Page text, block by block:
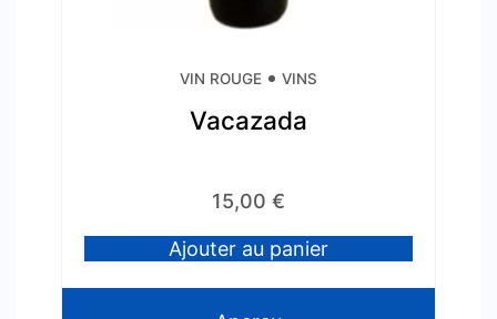
VIN ROUGE VINS
Vacazada
15,00 €
Ajouter au panier